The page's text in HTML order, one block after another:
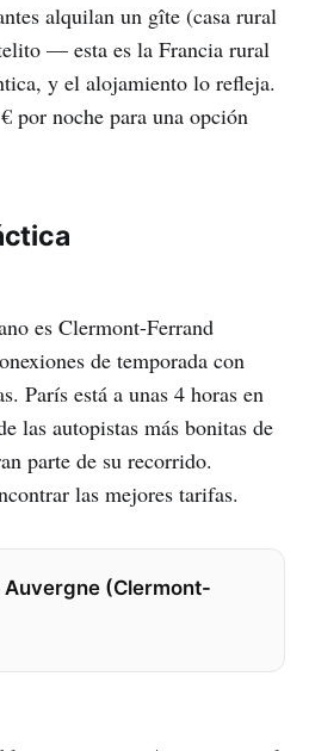
alquilan un gîte (casa rural
— esta es la Francia rural
y el alojamiento lo refleja.
por noche para una opción
es Clermont-Ferrand
de temporada con
París está a unas 4 horas en
las autopistas más bonitas de
parte de su recorrido.
las mejores tarifas.
(Clermont-